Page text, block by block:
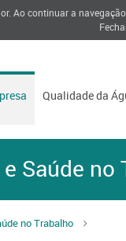
Ao continuar a
Qualidade da
Saúde no
no Trabalho